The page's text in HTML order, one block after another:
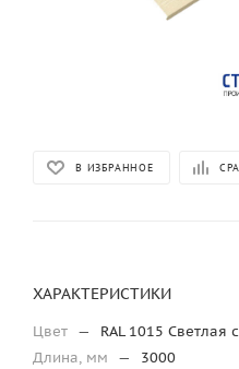
В ИЗБРАННОЕ
ХАРАКТЕРИСТИКИ
Цвет —
RAL 1015 Светлая
Длина, мм
—
3000